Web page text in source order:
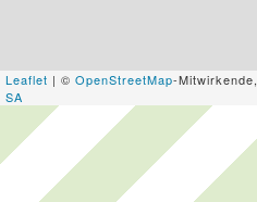
Leaflet | © OpenStreetMap-Mitwirkende,
SA